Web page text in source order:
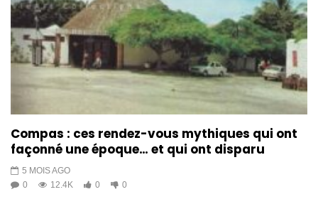
Compas : ces rendez-vous mythiques qui ont
façonné une époque… et qui ont disparu
5 MOIS AGO
0
12.4K 0 0